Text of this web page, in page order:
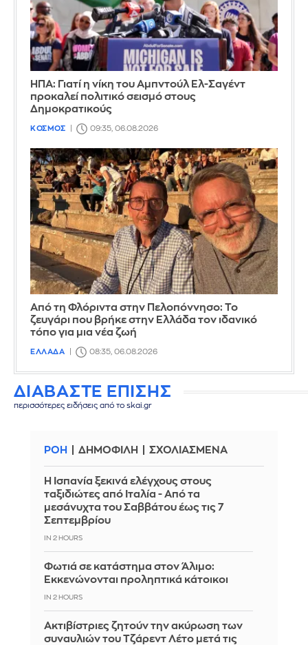
ΗΠΑ: Γιατί η νίκη του Αμπντούλ Ελ-Σαγέντ
προκαλεί πολιτικό σεισμό στους
Δημοκρατικούς
ΚΟΣΜΟΣ 09:35, 06.08.2026
Από τη Φλόριντα στην Πελοπόννησο: Το
ζευγάρι που βρήκε στην Ελλάδα τον ιδανικό
τόπο για μια νέα ζωή
ΕΛΛΑΔΑ 08:35, 06.08.2026
ΔΙΑΒΑΣΤΕ ΕΠΙΣΗΣ
περισσότερες ειδήσεις από το skai.gr
ΡΟΗ ΔΗΜΟΦΙΛΗ ΣΧΟΛΙΑΣΜΕΝΑ
Η Ισπανία ξεκινά ελέγχους στους
ταξιδιώτες από Ιταλία - Από τα
μεσάνυχτα του Σαββάτου έως τις 7
Σεπτεμβρίου
IN 2 HOURS
Φωτιά σε κατάστημα στον Άλιμο:
Εκκενώνονται προληπτικά κάτοικοι
IN 2 HOURS
Ακτιβίστριες ζητούν την ακύρωση των
συναυλιών του Τζάρεντ Λέτο μετά τις